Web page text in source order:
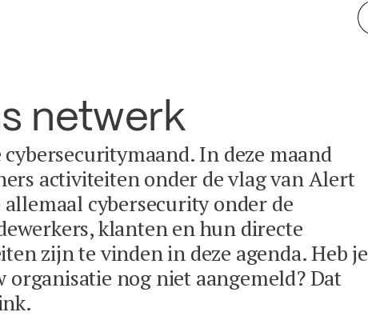
netwerk
cybersecuritymaand. In deze maand
activiteiten onder de vlag van Alert
cybersecurity onder de
klanten en hun directe
zijn te vinden in deze agenda. Heb je
organisatie nog niet aangemeld? Dat